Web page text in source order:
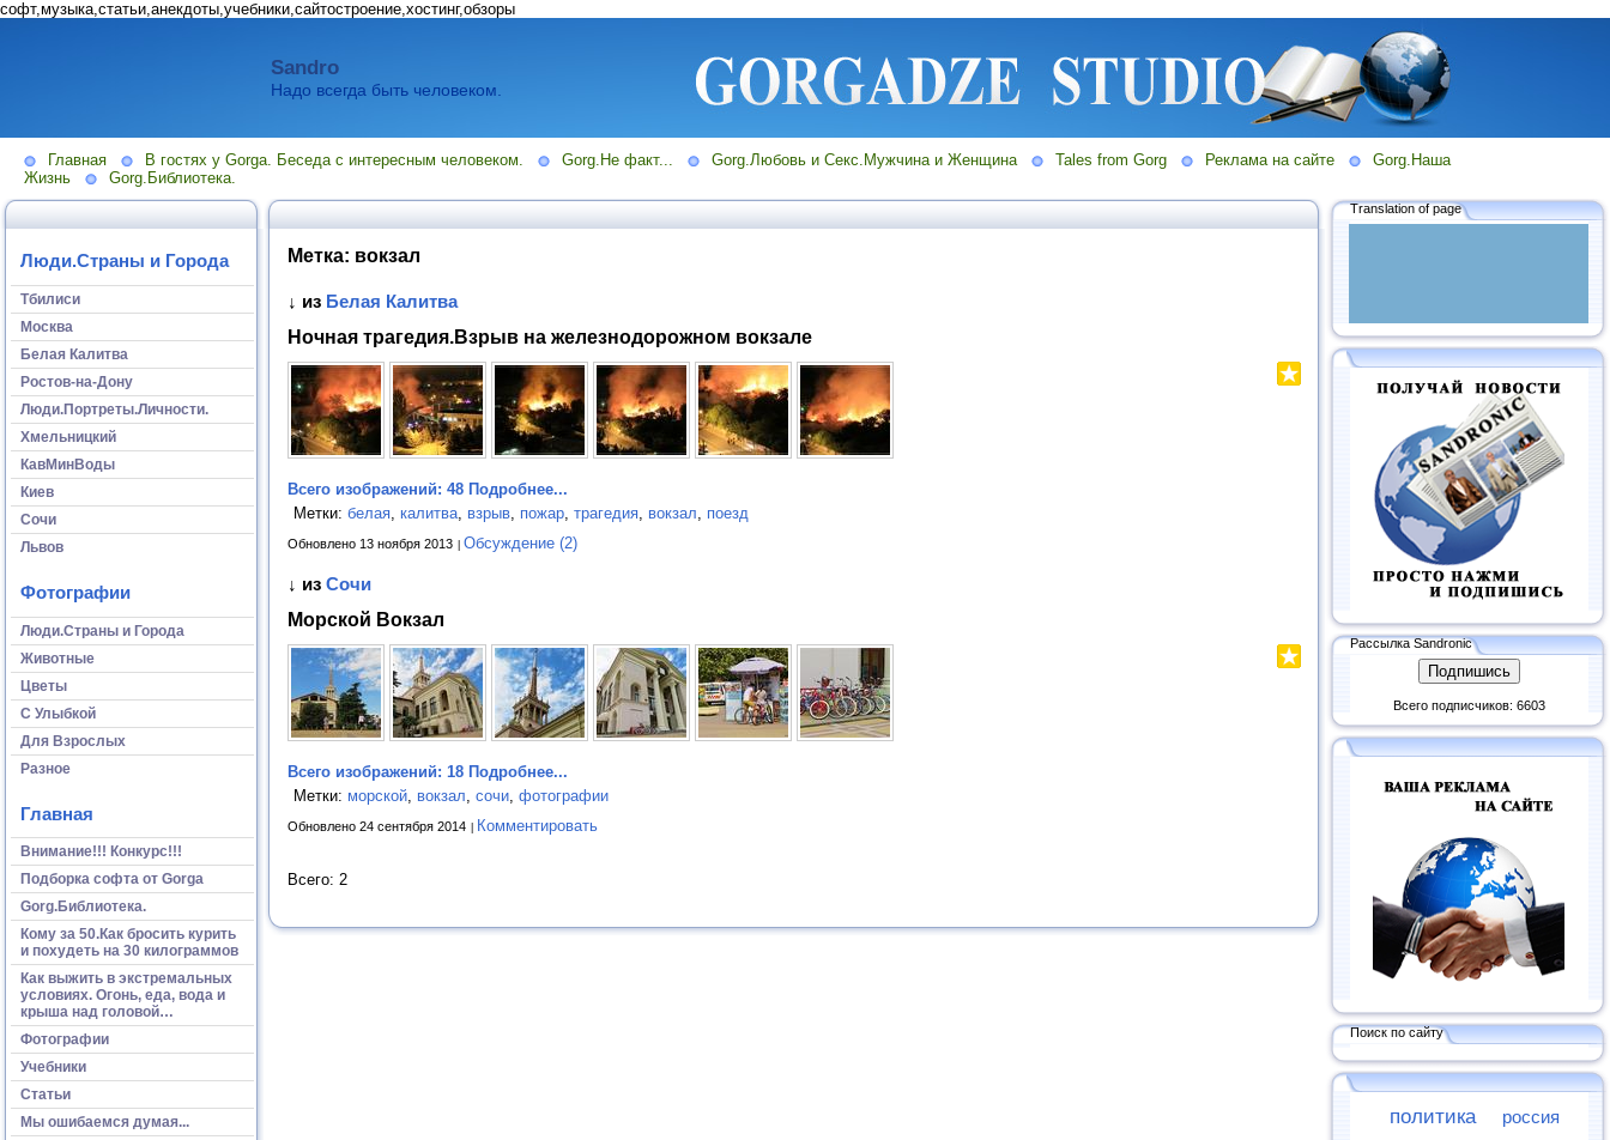
софт,музыка,статьи,анекдоты,учебники,сайтостроение,хостинг,обзоры
Sandro
Надо всегда быть человеком.
Главная В гостях у Gorga. Беседа с интересным человеком. Gorg.Не факт... Gorg.Любовь и Секс.Мужчина и Женщина Tales from Gorg Реклама на сайте
Gorg.Наша
Жизнь
Gorg.Библиотека.
Люди.Страны и Города
Тбилиси
Москва
Белая Калитва
Ростов-на-Дону
Люди.Портреты.Личности.
Хмельницкий
КавМинВоды
Киев
Сочи
Львов
Фотографии
Люди.Страны и Города
Животные
Цветы
С Улыбкой
Для Взрослых
Разное
Главная
Внимание!!! Конкурс!!!
Подборка софта от Gorga
Gorg.Библиотека.
Кому за 50.Как бросить курить
и похудеть на 30 килограммов
Как выжить в экстремальных
условиях. Огонь, еда, вода и
крыша над головой…
Фотографии
Учебники
Статьи
Мы ошибаемся думая...
Метка: вокзал
↓ из Белая Калитва
Ночная трагедия.Взрыв на железнодорожном вокзале
Всего изображений: 48 Подробнее...
Метки: белая, калитва, взрыв, пожар, трагедия, вокзал, поезд
Обновлено 13 ноября 2013 Обсуждение (2)
↓ из Сочи
Морской Вокзал
Всего изображений: 18 Подробнее...
Метки: морской, вокзал, сочи, фотографии
Обновлено 24 сентября 2014 Комментировать
Всего: 2
Translation of page
Рассылка Sandronic
Всего подписчиков: 6603
Поиск по сайту
политика россия